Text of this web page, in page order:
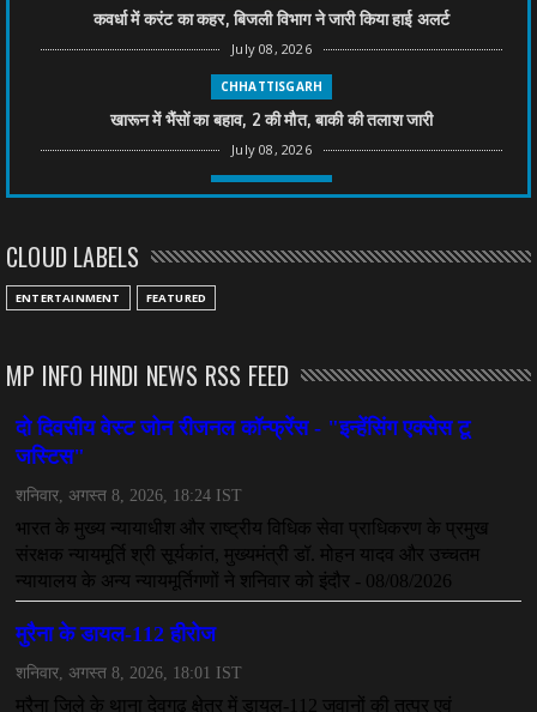
कवर्धा में करंट का कहर, बिजली विभाग ने जारी किया हाई अलर्ट
July 08, 2026
CHHATTISGARH
खारून में भैंसों का बहाव, 2 की मौत, बाकी की तलाश जारी
July 08, 2026
CHHATTISGARH
July 08, 2026
CHHATTISGARH
महादेव ऐप केस में बड़ा एक्शन, सौरभ चंद्राकर हिरासत में
CHHATTISGARH
तीजन बाई को याद करेगा छत्तीसगढ़ का लोक कला जगत
July 07, 2026
CLOUD LABELS
ENTERTAINMENT FEATURED
MP INFO HINDI NEWS RSS FEED